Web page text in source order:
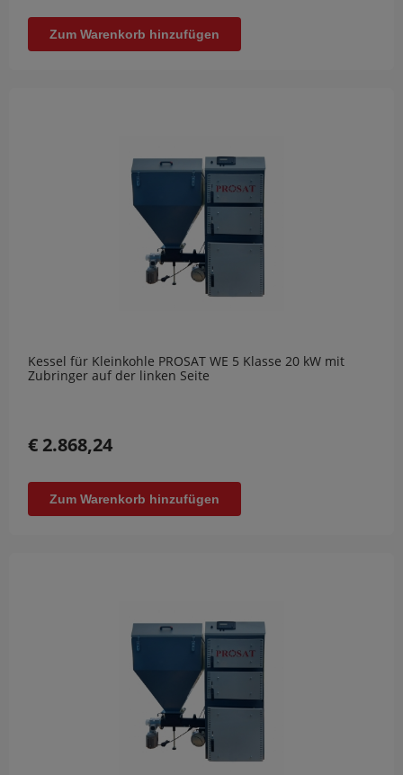
Zum Warenkorb hinzufügen
Kessel für Kleinkohle PROSAT WE 5 Klasse 20 kW mit
Zubringer auf der linken Seite
€ 2.868,24
Zum Warenkorb hinzufügen